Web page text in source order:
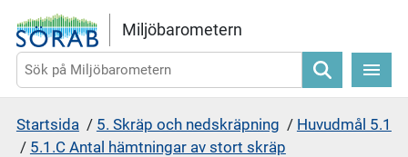
Gå direkt till sidans innehåll
Miljöbarometern
Sök
Startsida / 5. Skräp och nedskräpning / Huvudmål 5.1
/ 5.1.C Antal hämtningar av stort skräp